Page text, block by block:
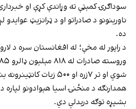
سوداګرۍ کمېټې ته وړاندې کړې او
ناورينونو د صادراتو او د ټرانزیټ
ده.
د راپور له مخې؛ له افغانستان سره د
شوي او تر ۷زره او ۵۰۰ زیات
همدارنګه د منځنۍ اسیا هېوادونو لپاره
بشپړه توګه درېدلي دي.